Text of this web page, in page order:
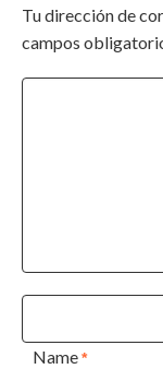
Tu dirección de
campos
Name*